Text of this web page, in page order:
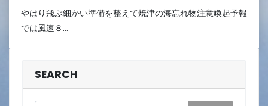
4
やはり飛ぶ細かい準備を整えて焼津の海忘れ物注意喚起予報
では風速８…
SEARCH